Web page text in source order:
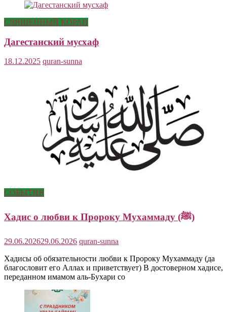
СВЯЩЕННЫЙ КОРАН
Дагестанский мусхаф
18.12.2025 quran-sunna
СОБЫТИЯ
Хадис о любви к Пророку Мухаммаду (ﷺ)
29.06.202629.06.2026 quran-sunna
Хадисы об обязательности любви к Пророку Мухаммаду (да
благословит его Аллах и приветствует) В достоверном хадисе,
переданном имамом аль-Бухари со